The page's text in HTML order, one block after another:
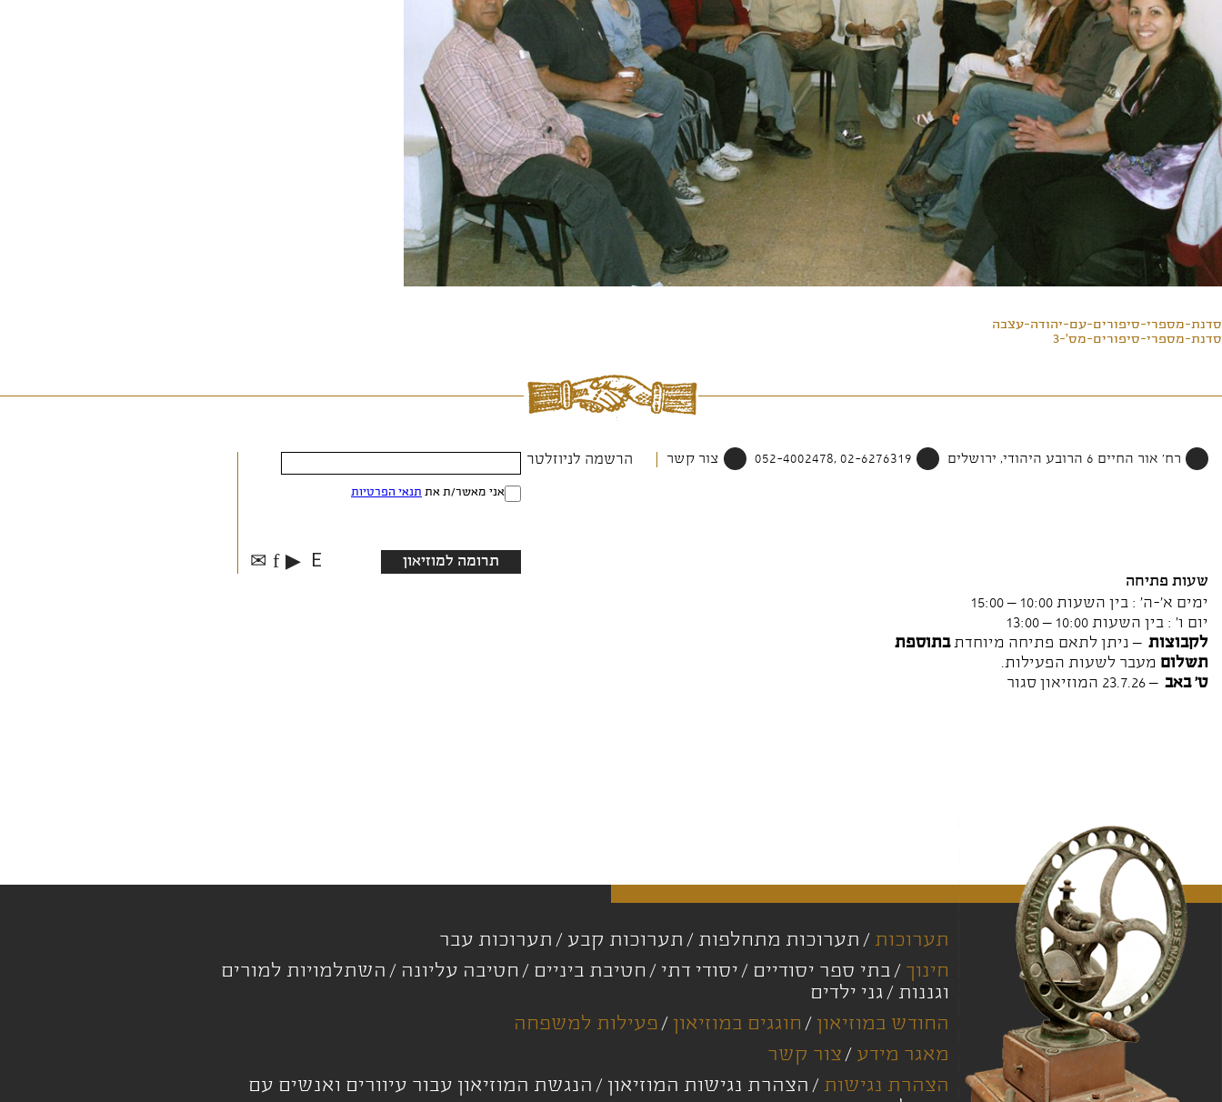
סדנת-מספרי-סיפורים-עם-יהודה-עצבה
סדנת-מספרי-סיפורים-מס'-3
רח' אור החיים 6 הרובע היהודי, ירושלים 02-6276319 ,052-4002478 צור קשר הרשמה לניוזלטר
אני מאשר/ת את תנאי הפרטיות
תרומה למוזיאון E
▶
f
✉
שעות פתיחה
ימים א'-ה' : בין השעות 10:00 – 15:00
יום ו' : בין השעות 10:00 – 13:00
לקבוצות – ניתן לתאם פתיחה מיוחדתבתוספת
תשלום מעבר לשעות הפעילות.
ט' באב– 23.7.26 המוזיאון סגור
תערוכות תערוכות מתחלפות תערוכות קבע
תערוכות עבר
חינוך
בתי ספר יסודיים יסודי דתי חטיבת ביניים חטיבה עליונה
השתלמויות למורים
וגננות
גני ילדים
החודש במוזיאון
חוגגים במוזיאון
פעילות למשפחה
מאגר מידע
צור קשר
הצהרת נגישות
הצהרת נגישות המוזיאון
הנגשת המוזיאון עבור עיוורים ואנשים עם